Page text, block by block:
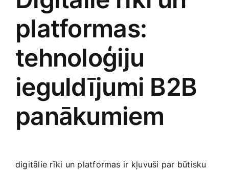
platformas:
‌tehnoloģiju
ieguldījumi ‌B2B
panākumiem
digitālie rīki un ‌platformas⁣ ir kļuvuši par būtisku